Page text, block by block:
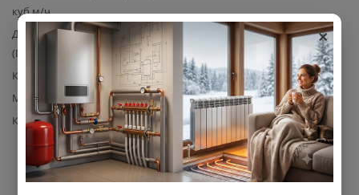
куб.м/ч
Диаметр условного прохода
(DN)
Климатическое исполнение
С4 по ГОСТ 12997-84.
Материал корпуса
сталь
Комплектация
счетчик газа NOVOGAS
СГМН-1М-G 6 — 1 шт. (без
монтажного комплекта);
паспорт изделия с
×